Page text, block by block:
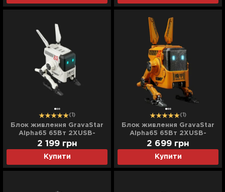
(1)
Блок живлення GravaStar
Alpha65 65Вт 2XUSB-
C/USB-A (White)
Купити
2 199 грн
(1)
Блок живлення GravaStar
Alpha65 65Вт 2XUSB-
C/USB-A (Yellow)
Купити
2 699 грн